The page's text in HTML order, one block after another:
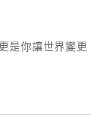
是你讓世界變更